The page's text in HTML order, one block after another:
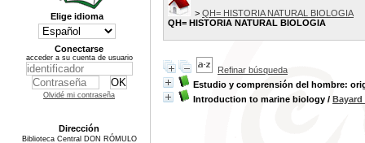
> QH= HISTORIA NATURAL BIOLOGIA
QH= HISTORIA NATURAL BIOLOGIA
Refinar búsqueda
Estudio y comprensión del hombre:
Introduction to marine biology / Bayard
Elige idioma
Conectarse
acceder a su cuenta de usuario
Olvidé mi contraseña
Dirección
Biblioteca Central DON RÓMULO